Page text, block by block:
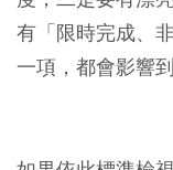
有「限時完成、
一項，都會影響